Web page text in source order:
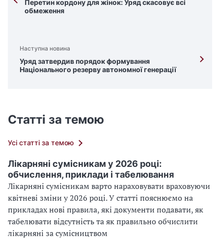
Перетин кордону для жінок: Уряд скасовує всі
обмеження
Наступна новина
Уряд затвердив порядок формування
Національного резерву автономної генерації
Статті за темою
Усі статті за темою
Лікарняні сумісникам у 2026 році:
обчислення, приклади і табелювання
Лікарняні сумісникам варто нараховувати враховуючи
квітневі зміни у 2026 році. У статті пояснюємо на
прикладах нові правила, які документи подавати, як
табелювати відсутність та як правильно обчислити
лікарняні за сумісництвом